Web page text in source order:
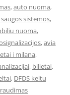
,auto nuoma,
sistemos,
nuoma,
,avia
i milana,
, bilietai,
, DFDS keltu